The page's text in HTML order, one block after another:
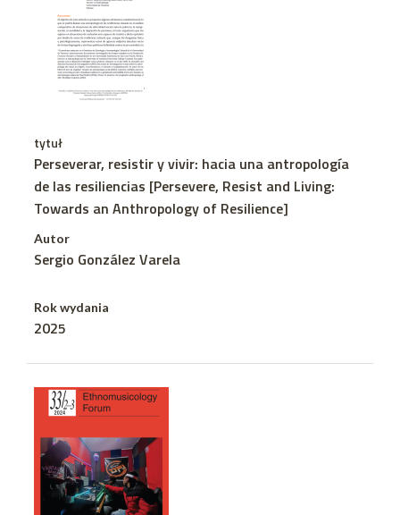
tytuł
Perseverar, resistir y vivir: hacia una antropología
de las resiliencias [Persevere, Resist and Living:
Towards an Anthropology of Resilience]
Autor
Sergio González Varela
Rok wydania
2025